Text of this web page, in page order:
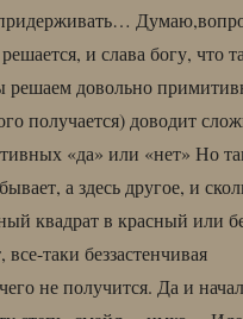
и слава богу, что
решаем довольно
получается) доводит
«да» или «нет» Но
а здесь другое, и
квадрат в красный или
таки беззастенчивая
не получится. Да и